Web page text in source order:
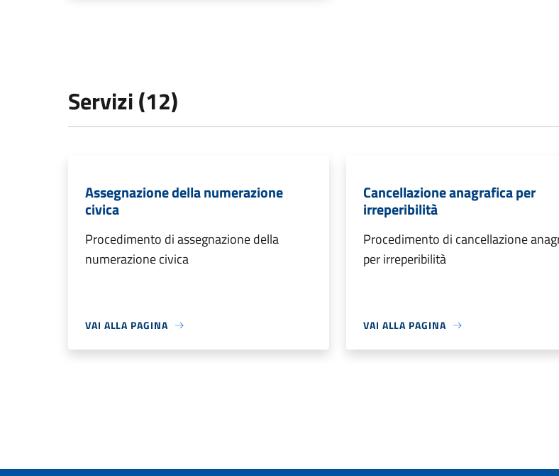
Servizi (12)
Assegnazione della numerazione
civica
Procedimento di assegnazione della
numerazione civica
VAI ALLA PAGINA
Cancellazione anagrafica per
irreperibilità
Procedimento di cancellazione
per irreperibilità
VAI ALLA PAGINA